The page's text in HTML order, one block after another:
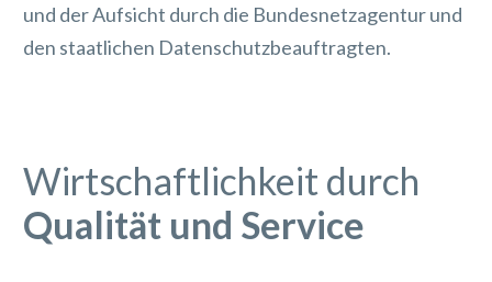
und der Aufsicht durch die Bundesnetzagentur und
den staatlichen Datenschutzbeauftragten.
Wirtschaftlichkeit durch
Qualität und Service